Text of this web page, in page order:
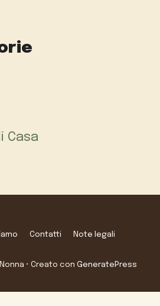
Casa
Contatti Note legali
• Creato con GeneratePress